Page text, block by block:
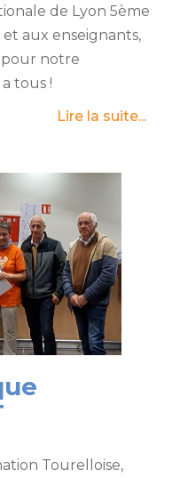
de Lyon 5ème
et aux enseignants,
pour notre
tous !
Lire la suite...
Tourelloise,